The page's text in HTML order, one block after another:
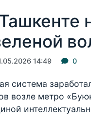
14:49 0
система
возле метро